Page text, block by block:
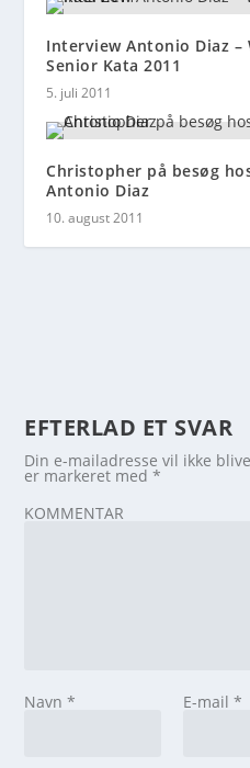
Interview Antonio Diaz –
Senior Kata 2011
5. juli 2011
Christopher på besøg
Antonio Diaz
10. august 2011
EFTERLAD ET SVAR
Din e-mailadresse vil ikke
er markeret med*
KOMMENTAR
Navn* E-mail *